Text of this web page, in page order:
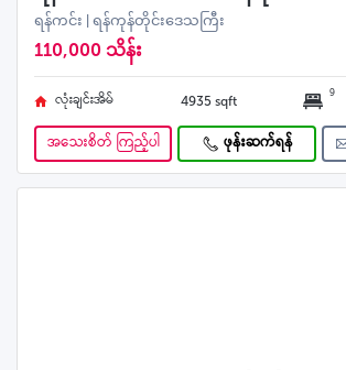
ရန်ကင်း | ရန်ကုန်တိုင်းဒေသကြီး
110,000 သိန်း
လုံးချင်းအိမ် 4935 sqft 9
အသေးစိတ် ကြည့်ပါ ဖုန်းဆက်ရန်